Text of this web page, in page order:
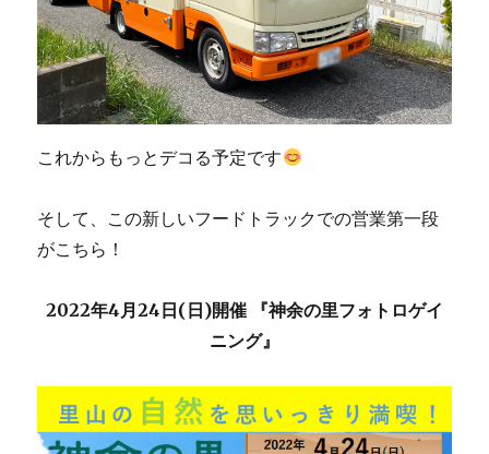
これからもっとデコる予定です
そして、この新しいフードトラックでの営業第一段
がこちら！
2022年4月24日(日)開催 『神余の里フォトロゲイ
ニング』